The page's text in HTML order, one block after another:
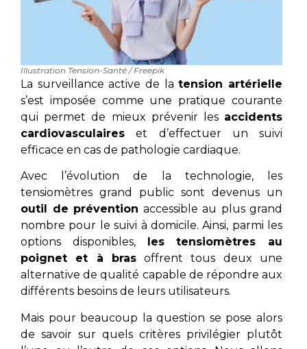
Illustration Tension-Santé / Freepik
La surveillance active de latension artérielle
s’est imposée comme une pratique courante
qui permet de mieux prévenir les accidents
cardiovasculaires et d’effectuer un suivi
efficace en cas de pathologie cardiaque.
Avec l’évolution de la technologie, les
tensiomètres grand public sont devenus un
outil de prévention accessible au plus grand
nombre pour le suivi à domicile. Ainsi, parmi les
options disponibles,
les tensiomètres au
poignet et à brasoffrent tous deux une
alternative de qualité capable de répondre aux
différents besoins de leurs utilisateurs.
Mais pour beaucoup la question se pose alors
de savoir sur quels critères privilégier plutôt